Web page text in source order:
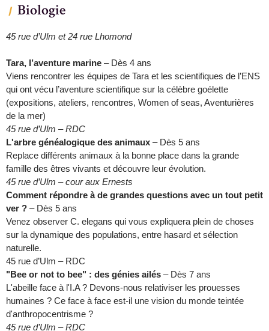
Biologie
45 rue d’Ulm et 24 rue Lhomond
Tara, l’aventure marine – Dès 4 ans
Viens rencontrer les équipes de Tara et les scientifiques de l’ENS
qui ont vécu l’aventure scientifique sur la célèbre goélette
(expositions, ateliers, rencontres, Women of seas, Aventurières
de la mer)
45 rue d’Ulm – RDC
L'arbre généalogique des animaux – Dès 5 ans
Replace différents animaux à la bonne place dans la grande
famille des êtres vivants et découvre leur évolution.
45 rue d’Ulm – cour aux Ernests
Comment répondre à de grandes questions avec un tout petit
ver ? – Dès 5 ans
Venez observer C. elegans qui vous expliquera plein de choses
sur la dynamique des populations, entre hasard et sélection
naturelle.
45 rue d’Ulm – RDC
"Bee or not to bee" : des génies ailés – Dès 7 ans
L'abeille face à l'I.A ? Devons-nous relativiser les prouesses
humaines ? Ce face à face est-il une vision du monde teintée
d'anthropocentrisme ?
45 rue d’Ulm – RDC